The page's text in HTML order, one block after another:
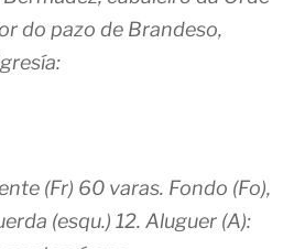
do pazo de Brandeso,
(Fr) 60 varas. Fondo (Fo),
(esqu.) 12. Aluguer (A):